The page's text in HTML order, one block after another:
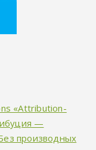
«Attribution-
—
производных